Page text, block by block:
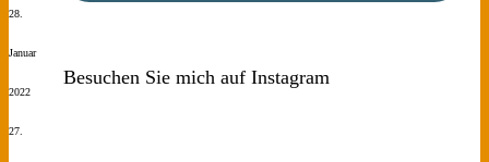
28.
Januar
2022
27.
Besuchen Sie mich auf Instagram